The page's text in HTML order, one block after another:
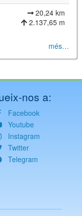
20,24 km
2.137,65 m
més…
nos a:
Facebook
Youtube
Instagram
Twitter
Telegram